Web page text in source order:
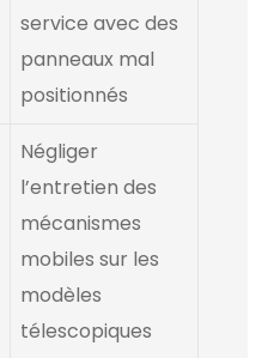
service avec des
panneaux mal
positionnés
Négliger
l’entretien des
mécanismes
mobiles sur les
modèles
télescopiques